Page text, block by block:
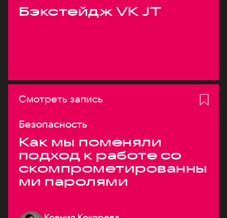
Бэкстейдж VK JT
Смотреть запись
Безопасность
Как мы поменяли
подход к работе со
скомпрометированны
ми паролями